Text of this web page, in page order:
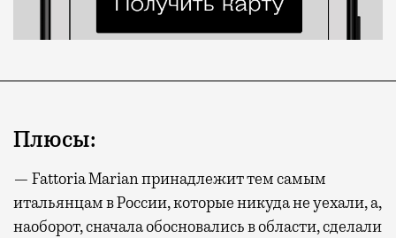
Плюсы:
— Fattoria Marian принадлежит тем самым
итальянцам в России, которые никуда не уехали, а,
наоборот, сначала обосновались в области, сделали